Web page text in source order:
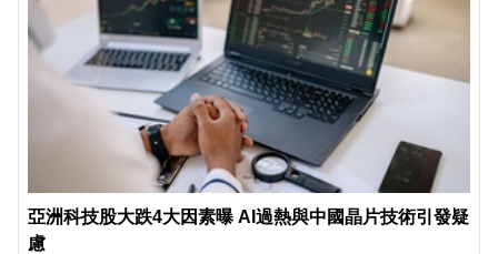
亞洲科技股大跌4大因素曝 AI過熱與中國晶片技術引發疑
慮